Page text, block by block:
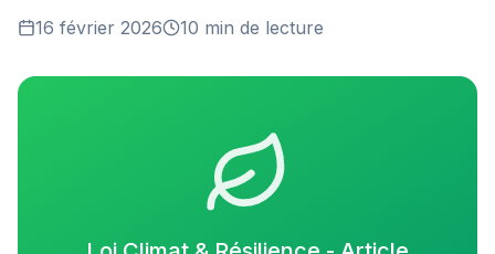
16 février 2026 10 min de lecture